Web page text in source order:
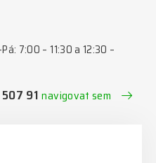
7:00 – 11:30 a 12:30 –
91navigovat sem